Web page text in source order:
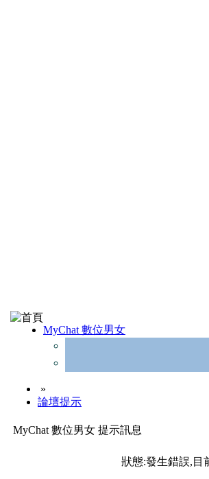
MyChat 數位男女
»
論壇提示
MyChat 數位男女 提示訊息
狀態:發生錯誤,目